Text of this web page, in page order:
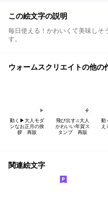
この絵文字の説明
毎日使える！かわいくて美味しそ
す。
ウォームスクリエイトの他の
動く▶大人モダ
ンなお正月の挨
拶 再販
飛び出す♫大人
かわいい年賀ス
タンプ 再販
動
え
関連絵文字